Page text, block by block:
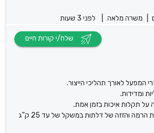
משרה מלאה לפני 3 שעות
המפעל לאורך תהליכי הייצור.
ומדידות.
על תקלות איכות בזמן אמת.
- עבודה פיזית הכוללת הרמה והזזה של דלתות במשקל של עד 25 ק"ג